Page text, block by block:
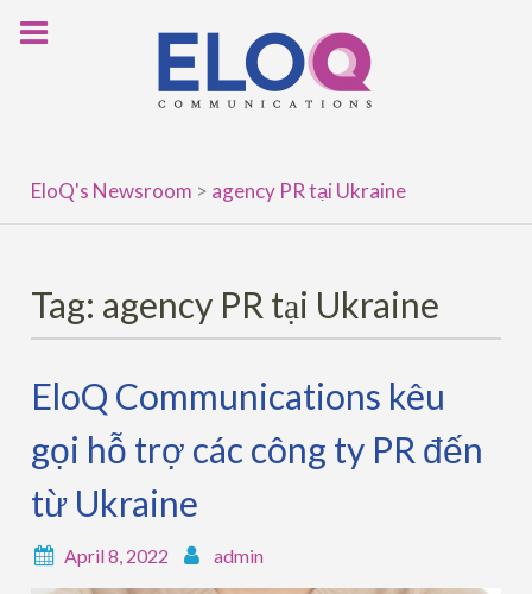
EloQ's Newsroom > agency PR tại Ukraine
Tag: agency PR tại Ukraine
EloQ Communications kêu
gọi hỗ trợ các công ty PR đến
từ Ukraine
April 8, 2022 admin